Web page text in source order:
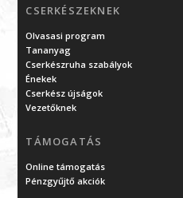
CSERKÉSZEKNEK
Olvasasi program
Tananyag
Cserkészruha szabályok
Énekek
Cserkész újságok
Vezetőknek
TÁMOGATÁS
Online támogatás
Pénzgyűjtő akciók